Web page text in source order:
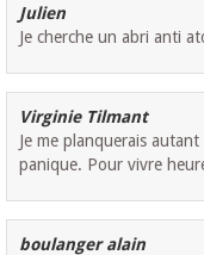
Julien
Je cherche un abri anti
Virginie Tilmant
Je me planquerais
panique. Pour vivre
boulanger alain